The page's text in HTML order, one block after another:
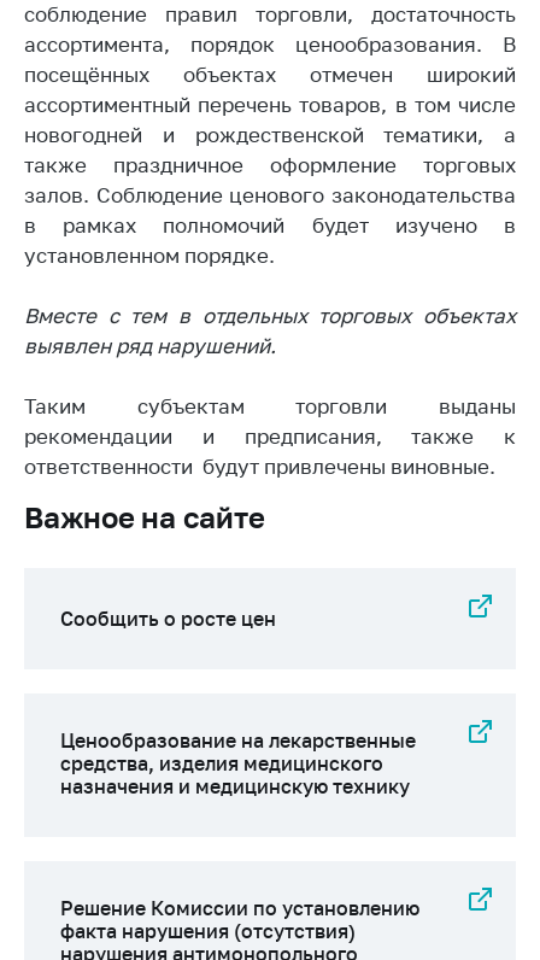
Защита прав
потребителей
Регулирование
рекламной
деятельности
Международное
сотрудничество
Применение мер
регулирования
Биржевая торговля
Выставочная
деятельность в
Республике
Беларусь
Защита
Новости
граждан и юр. лиц
Прямaя телефоннaя
Электронные
обращения
соблюдение правил торговли, достаточность
ассортимента, порядок ценообразования. В
посещённых объектах отмечен широкий
ассортиментный перечень товаров, в том числе
новогодней и рождественской тематики, а
также праздничное оформление торговых
залов. Соблюдение ценового законодательства
в рамках полномочий будет изучено в
установленном порядке.
Вместе с тем в отдельных торговых объектах
выявлен ряд нарушений.
Таким субъектам торговли выданы
рекомендации и предписания, также к
ответственности будут привлечены виновные.
Важное на сайте
Сообщить о росте цен
Ценообразование на лекарственные
средства, изделия медицинского
назначения и медицинскую технику
Решение Комиссии по установлению
факта нарушения (отсутствия)
нарушения антимонопольного